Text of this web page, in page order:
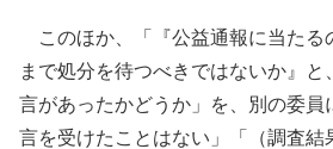
このほか、「『公益通報に当たる
まで処分を待つべきではないか』と
言があったかどうか」を、別の委員
言を受けたことはない」「（調査結